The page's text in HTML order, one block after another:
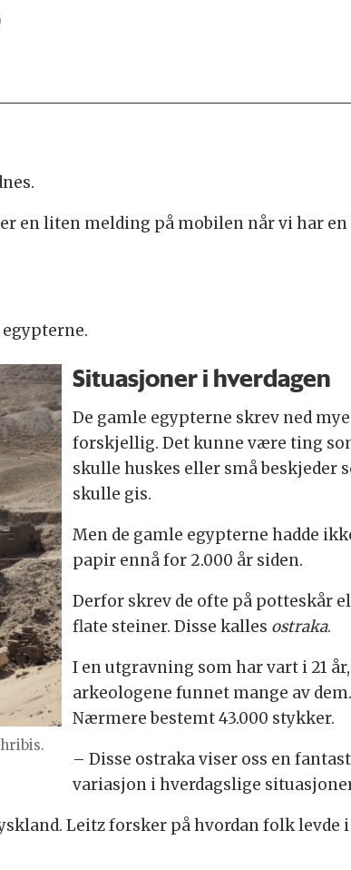
en liten melding på mobilen når vi har en
Situasjoner i hverdagen
De gamle egypterne skrev ned mye
forskjellig. Det kunne være ting
skulle huskes eller små beskjeder
skulle gis.
Men de gamle egypterne hadde
papir ennå for 2.000 år siden.
Derfor skrev de ofte på potteskår
flate steiner. Disse kalles ostraka.
I en utgravning som har vart i 21
arkeologene funnet mange av dem.
Nærmere bestemt 43.000 stykker.
– Disse ostraka viser oss en
variasjon i hverdagslige
Leitz forsker på hvordan folk levde